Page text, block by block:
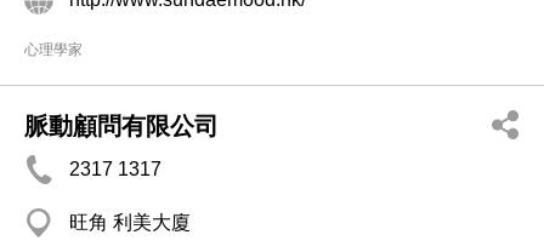
心理學家
脈動顧問有限公司
2317 1317
旺角 利美大廈